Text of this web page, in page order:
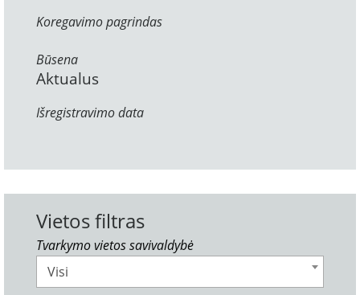
Koregavimo pagrindas
Būsena
Aktualus
Išregistravimo data
Vietos filtras
Tvarkymo vietos savivaldybė
Visi